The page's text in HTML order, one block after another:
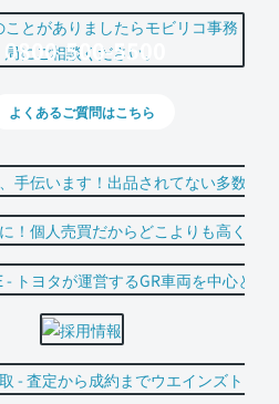
0800-500-5500
よくあるご質問はこちら